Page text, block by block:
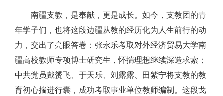
南疆支教，是奉献，更是成长。如今，支教团的青
年学子们，也将这段边疆从教的经历化为人生前行的动
力，交出了亮眼答卷：张永乐考取对外经济贸易大学南
疆高校教师专项博士研究生，怀揣理想继续深造求索；
中共党员戴赟飞、于天乐、刘露露、田紫宁将支教的教
育初心揣进行囊，成功考取事业单位教师编制。这段戈